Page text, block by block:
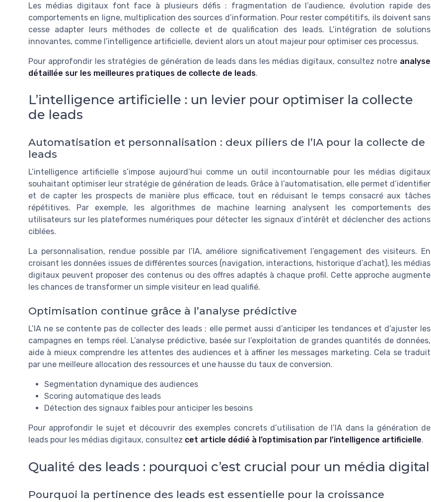
Les médias digitaux font face à plusieurs défis : fragmentation de l’audience, évolution rapide des
comportements en ligne, multiplication des sources d’information. Pour rester compétitifs, ils doivent sans
cesse adapter leurs méthodes de collecte et de qualification des leads. L’intégration de solutions
innovantes, comme l’intelligence artificielle, devient alors un atout majeur pour optimiser ces processus.
Pour approfondir les stratégies de génération de leads dans les médias digitaux, consultez notre analyse
détaillée sur les meilleures pratiques de collecte de leads.
L’intelligence artificielle : un levier pour optimiser la collecte
de leads
Automatisation et personnalisation : deux piliers de l’IA pour la collecte de
leads
L’intelligence artificielle s’impose aujourd’hui comme un outil incontournable pour les médias digitaux
souhaitant optimiser leur stratégie de génération de leads. Grâce à l’automatisation, elle permet d’identifier
et de capter les prospects de manière plus efficace, tout en réduisant le temps consacré aux tâches
répétitives. Par exemple, les algorithmes de machine learning analysent les comportements des
utilisateurs sur les plateformes numériques pour détecter les signaux d’intérêt et déclencher des actions
ciblées.
La personnalisation, rendue possible par l’IA, améliore significativement l’engagement des visiteurs. En
croisant les données issues de différentes sources (navigation, interactions, historique d’achat), les médias
digitaux peuvent proposer des contenus ou des offres adaptés à chaque profil. Cette approche augmente
les chances de transformer un simple visiteur en lead qualifié.
Optimisation continue grâce à l’analyse prédictive
L’IA ne se contente pas de collecter des leads ; elle permet aussi d’anticiper les tendances et d’ajuster les
campagnes en temps réel. L’analyse prédictive, basée sur l’exploitation de grandes quantités de données,
aide à mieux comprendre les attentes des audiences et à affiner les messages marketing. Cela se traduit
par une meilleure allocation des ressources et une hausse du taux de conversion.
Segmentation dynamique des audiences
Scoring automatique des leads
Détection des signaux faibles pour anticiper les besoins
Pour approfondir le sujet et découvrir des exemples concrets d’utilisation de l’IA dans la génération de
leads pour les médias digitaux, consultez cet article dédié à l’optimisation par l’intelligence artificielle.
Qualité des leads : pourquoi c’est crucial pour un média digital
Pourquoi la pertinence des leads est essentielle pour la croissance